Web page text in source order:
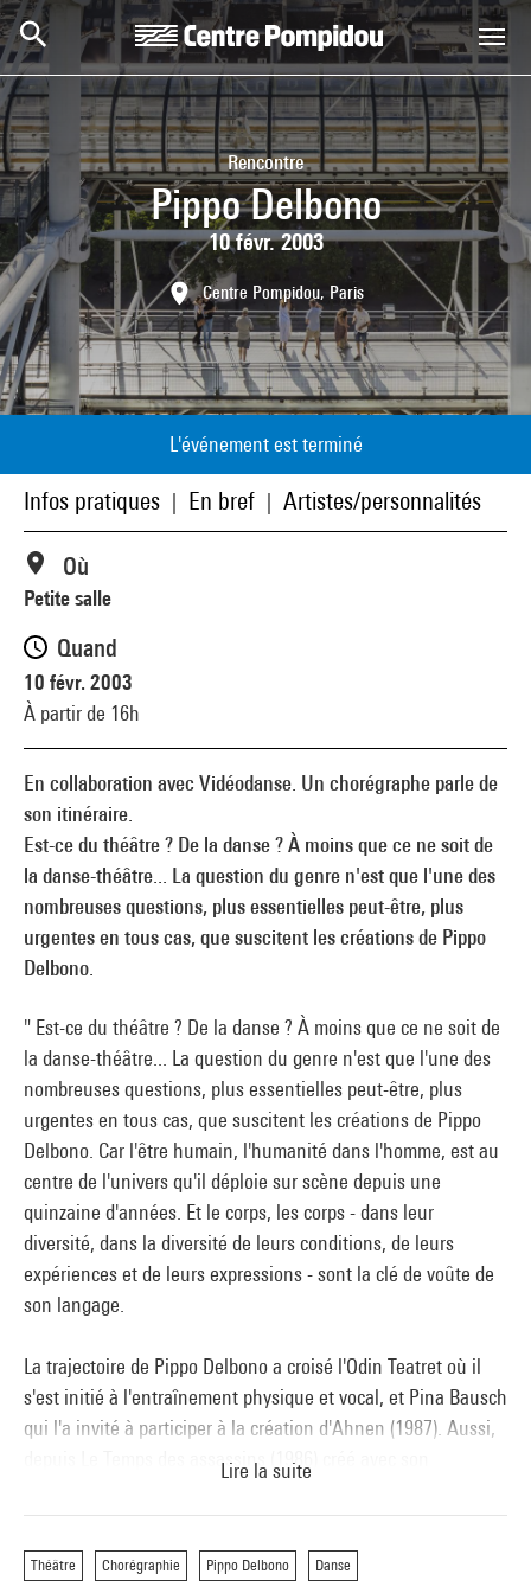
Aller au contenu principal
Centre Pompidou
Rencontre
Pippo Delbono
10 févr. 2003
Centre Pompidou, Paris
L'événement est terminé
Infos pratiques En bref Artistes/personnalités
En collaboration avec Vidéodanse. Un chorégraphe parle de
son itinéraire.
Est-ce du théâtre ? De la danse ? À moins que ce ne soit de
la danse-théâtre... La question du genre n'est que l'une des
nombreuses questions, plus essentielles peut-être, plus
urgentes en tous cas, que suscitent les créations de Pippo
Delbono.
" Est-ce du théâtre ? De la danse ? À moins que ce ne soit de
la danse-théâtre... La question du genre n'est que l'une des
nombreuses questions, plus essentielles peut-être, plus
urgentes en tous cas, que suscitent les créations de Pippo
Delbono. Car l'être humain, l'humanité dans l'homme, est au
centre de l'univers qu'il déploie sur scène depuis une
quinzaine d'années. Et le corps, les corps - dans leur
diversité, dans la diversité de leurs conditions, de leurs
expériences et de leurs expressions - sont la clé de voûte de
son langage.
La trajectoire de Pippo Delbono a croisé l'Odin Teatret où il
s'est initié à l'entraînement physique et vocal, et Pina Bausch
qui l'a invité à participer à la création d'Ahnen (1987). Aussi,
depuis Le Temps des assassins (1986) créé avec son
vérité des émotions et la nécessité du geste qu'il poursuit
dans des pièces composites où la danse est omniprésente.
Des pièces qui traitent de la mort (Il Silenzio, 2000), de la
Lire la suite
Théâtre Chorégraphie Pippo Delbono Danse
Où
Petite salle
Quand
10 févr. 2003
À partir de 16h